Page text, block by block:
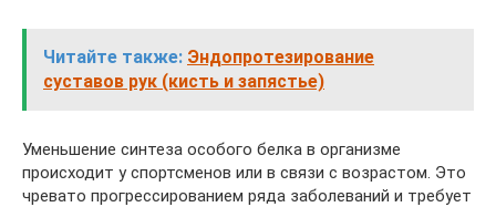
Читайте также: Эндопротезирование
суставов рук (кисть и запястье)
Уменьшение синтеза особого белка в организме
происходит у спортсменов или в связи с возрастом. Это
чревато прогрессированием ряда заболеваний и требует